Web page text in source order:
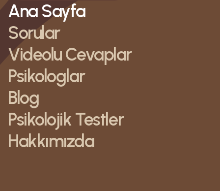
Ana Sayfa
Sorular
Videolu Cevaplar
Psikologlar
Blog
Psikolojik Testler
Hakkımızda